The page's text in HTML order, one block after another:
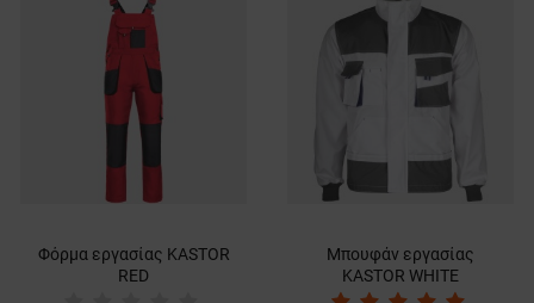
Φόρμα εργασίας KASTOR
RED
Μπουφάν εργασίας
KASTOR WHITE